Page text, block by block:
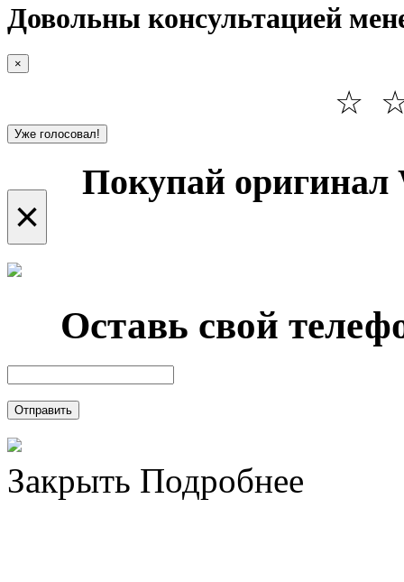
Довольны консультацией
×
☆
Уже голосовал!
Покупай оригинал
×
Оставь свой
Отправить
Закрыть Подробнее